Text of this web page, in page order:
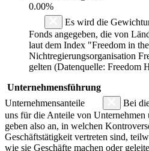
0.00%
Es wird die
Fonds angegeben, die von
laut dem Index "Freedom in
Nichtregierungsorganisation
gelten (Datenquelle: Freedom
Unternehmensführung
Unternehmensanteile
Bei
uns für die Anteile von
geben also an, in welchen
Geschäftstätigkeit vertreten sind,
wie sie Geschäfte machen oder